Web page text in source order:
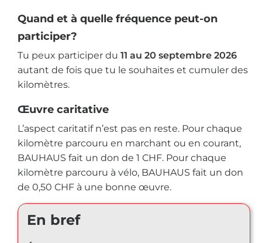
Quand et à quelle fréquence peut-on
participer?
Tu peux participer du 11 au 20 septembre 2026
autant de fois que tu le souhaites et cumuler des
kilomètres.
Œuvre caritative
L’aspect caritatif n’est pas en reste. Pour chaque
kilomètre parcouru en marchant ou en courant,
BAUHAUS fait un don de 1 CHF. Pour chaque
kilomètre parcouru à vélo, BAUHAUS fait un don
de 0,50 CHF à une bonne œuvre.
En bref